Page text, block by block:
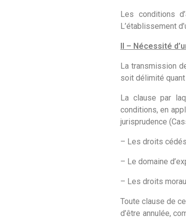
Les conditions
L’établissement
II – Nécessité
La transmission
soit délimité quant
La clause par
conditions, en
jurisprudence
– Les droits
– Le domaine
– Les droits
Toute clause de
d’être annulée,